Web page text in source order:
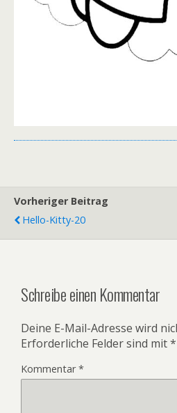
Vorheriger Beitrag
Hello-Kitty-20
Schreibe einen Kommentar
Deine E-Mail-Adresse wird
Erforderliche Felder sind mit*
Kommentar*